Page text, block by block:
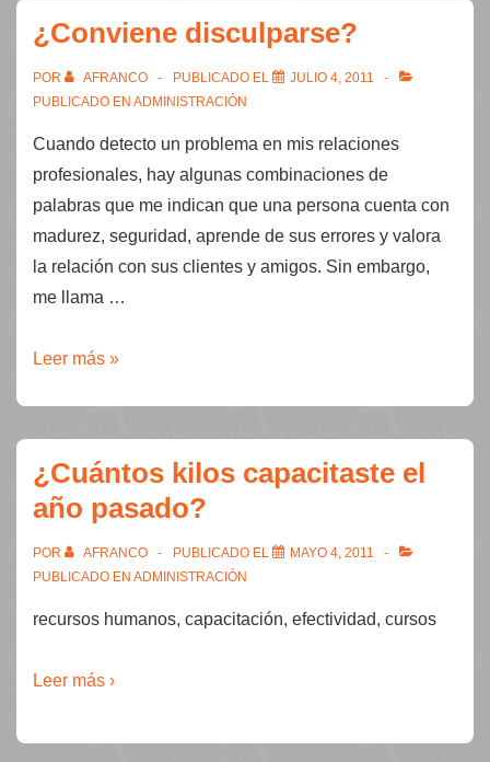
Facebook
para
su
¿Conviene disculparse?
POR AFRANCO PUBLICADO EL
JULIO 4, 2011
PUBLICADO EN ADMINISTRACIÓN
Cuando detecto un problema en mis relaciones
profesionales, hay algunas combinaciones de
palabras que me indican que una persona cuenta con
madurez, seguridad, aprende de sus errores y valora
la relación con sus clientes y amigos. Sin embargo,
me llama …
¿Conviene
Leer más »
¿Cuántos kilos capacitaste el
año pasado?
POR AFRANCO PUBLICADO EL
MAYO 4, 2011
PUBLICADO EN ADMINISTRACIÓN
recursos humanos, capacitación, efectividad, cursos
Leer más ›